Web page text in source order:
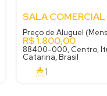
R$1.800,00
Preço de Aluguel
88400-000, Centro,
Catarina, Brasil
1